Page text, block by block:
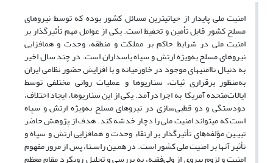
امنیت ملی پایدار از حیاتی­ترین مسائل کشور بوده که توسط نیروهای
مسلح کشور قابل تأمین و تحفیظ است. یکی از عوامل مهم تأثیرگذار بر
امنیت ملی در شرایط حاکم بر مملکت و منطقه، وحدت و هم­افزایی
نیروهای مسلح به‌ویژه ارتش و سپاه پاسداران است. در چند سال اخیر
به دنبال ناامنی­های موجود در خاورمیانه و با افزایش حضور نظامی ایران
به‌منظور برقراری ثبات، سناریوها و عملیات روانی مختلفی توسط
ایالات‌متحده آمریکا به اجرا درآمد. یکی از این سناریوها، ایجاد اختلاف،
دودستگی و دو قطبی‌سازی در نیروهای مسلح به‌ویژه ارتش و سپاه
است که می­تواند امنیت ملی را دچار خدشه کند. هدف از پژوهش حاضر
ﺗﺒﯿـﯿﻦ ﻣﺆﻟﻔﻪ­ﻫﺎی ﺗﺄﺛﯿﺮﮔﺬار بر ارتقاء وحدت و هم­افزایی ارتش و سپاه و
تأثیر آن­ها بر امنیت ملی کشور است. در ﻫﻤـﯿﻦ راﺳـﺘﺎ، ﭘﺲ از ﻣﺮور ﻣﻔﻬﻮم
اﻣﻨﯿﺖ و لزوم پیروی از ولی‌فقیه، به بررسی و تحلیل رویکرد مقام معظم